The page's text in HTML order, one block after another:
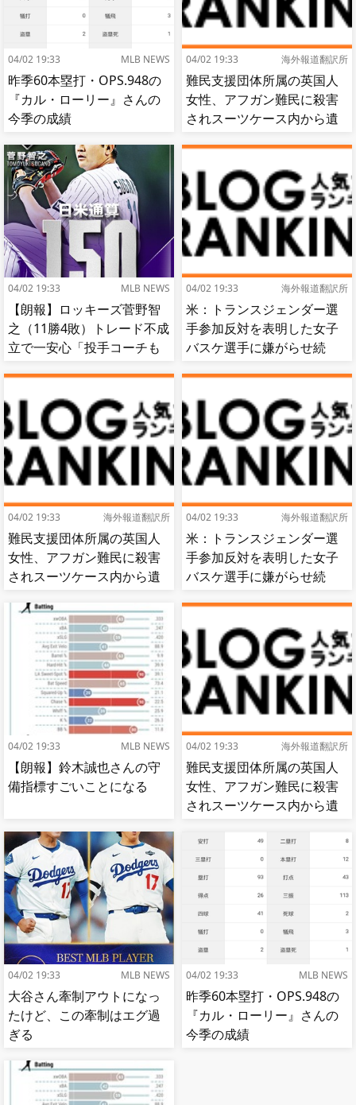
04/02 19:33 MLB NEWS
昨季60本塁打・OPS.948の
『カル・ローリー』さんの
今季の成績
04/02 19:33 海外報道翻訳所
難民支援団体所属の英国人
女性、アフガン難民に殺害
されスーツケース内から遺
04/02 19:33 MLB NEWS
【朗報】ロッキーズ菅野智
之（11勝4敗）トレード不成
立で一安心「投手コーチも
04/02 19:33 海外報道翻訳所
米：トランスジェンダー選
手参加反対を表明した女子
バスケ選手に嫌がらせ続
反応]
04/02 19:33 海外報道翻訳所
難民支援団体所属の英国人
女性、アフガン難民に殺害
されスーツケース内から遺
応]
04/02 19:33 海外報道翻訳所
米：トランスジェンダー選
手参加反対を表明した女子
バスケ選手に嫌がらせ続
反応]
04/02 19:33 MLB NEWS
【朗報】鈴木誠也さんの守
備指標すごいことになる
04/02 19:33 海外報道翻訳所
難民支援団体所属の英国人
女性、アフガン難民に殺害
されスーツケース内から遺
応]
04/02 19:33 MLB NEWS
大谷さん牽制アウトになっ
たけど、この牽制はエグ過
ぎる
04/02 19:33 MLB NEWS
昨季60本塁打・OPS.948の
『カル・ローリー』さんの
今季の成績